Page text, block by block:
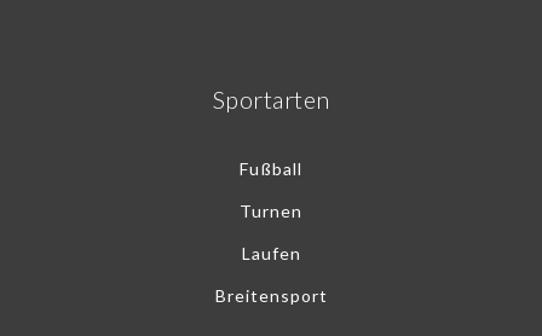
Sportarten
Fußball
Turnen
Laufen
Breitensport